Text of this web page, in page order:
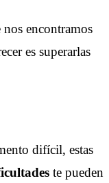
encontramos
es superarlas
difícil, estas
te pueden